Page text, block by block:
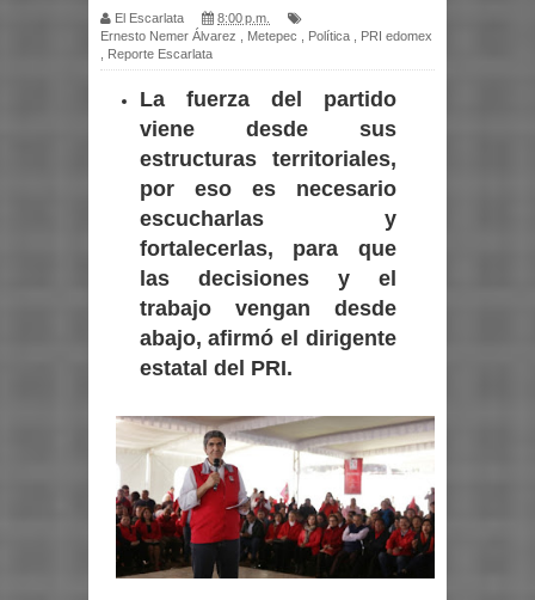
El Escarlata
8:00 p.m.
Ernesto Nemer Álvarez
Metepec Política
PRI edomex
Reporte Escarlata
La fuerza del partido
viene desde sus
estructuras territoriales,
por eso es necesario
escucharlas y
fortalecerlas, para que
las decisiones y el
trabajo vengan desde
abajo, afirmó el dirigente
estatal del PRI.